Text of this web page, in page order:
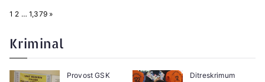
P
:
1 2 … 1,379 N
»
Kriminal
Provost GSK
Ditreskrimum